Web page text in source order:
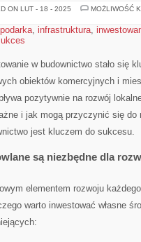
ON LUT - 18 - 2025
MOŻLIWOŚĆ
, infrastruktura,
w ⁣budownictwo stało się
obiektów komercyjnych i
pozytywnie na rozwój
⁢i jak mogą przyczynić się do
jest kluczem do sukcesu.
są niezbędne​ dla
elementem rozwoju
warto inwestować własne